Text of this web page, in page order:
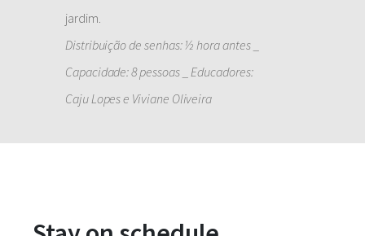
jardim.
Distribuição de senhas: ½ hora antes _
Capacidade: 8 pessoas _ Educadores:
Caju Lopes e Viviane Oliveira